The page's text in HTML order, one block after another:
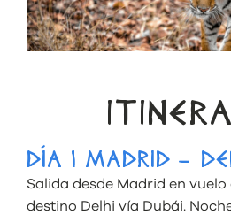
DÍA 1 MADRID –
Salida desde Madrid en
destino Delhi vía Dubái.